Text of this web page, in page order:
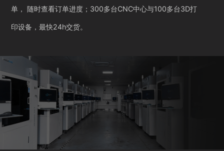
单， 随时查看订单进度；300多台CNC中心与100多台3D打
印设备，最快24h交货。